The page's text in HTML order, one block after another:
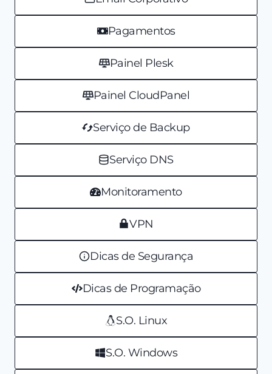
Pagamentos
Painel Plesk
Painel CloudPanel
Serviço de Backup
Serviço DNS
Monitoramento
VPN
Dicas de Segurança
Dicas de Programação
S.O. Linux
S.O. Windows